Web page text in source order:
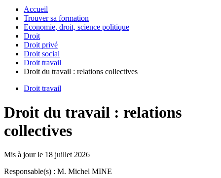
Accueil
Trouver sa formation
Economie, droit, science politique
Droit
Droit privé
Droit social
Droit travail
Droit du travail : relations collectives
Droit travail
Droit du travail : relations
collectives
Mis à jour le 18 juillet 2026
Responsable(s) : M. Michel MINE